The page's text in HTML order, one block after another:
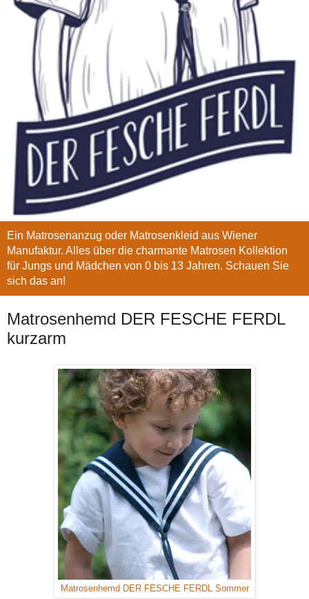
Ein Matrosenanzug oder Matrosenkleid aus Wiener
Manufaktur. Alles über die charmante Matrosen Kollektion
für Jungs und Mädchen von 0 bis 13 Jahren. Schauen Sie
sich das an!
Matrosenhemd DER FESCHE FERDL
kurzarm
Matrosenhemd DER FESCHE FERDL Sommer